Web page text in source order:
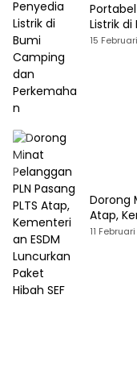
Listrik
15
Dorong
Atap,
Hibah
11